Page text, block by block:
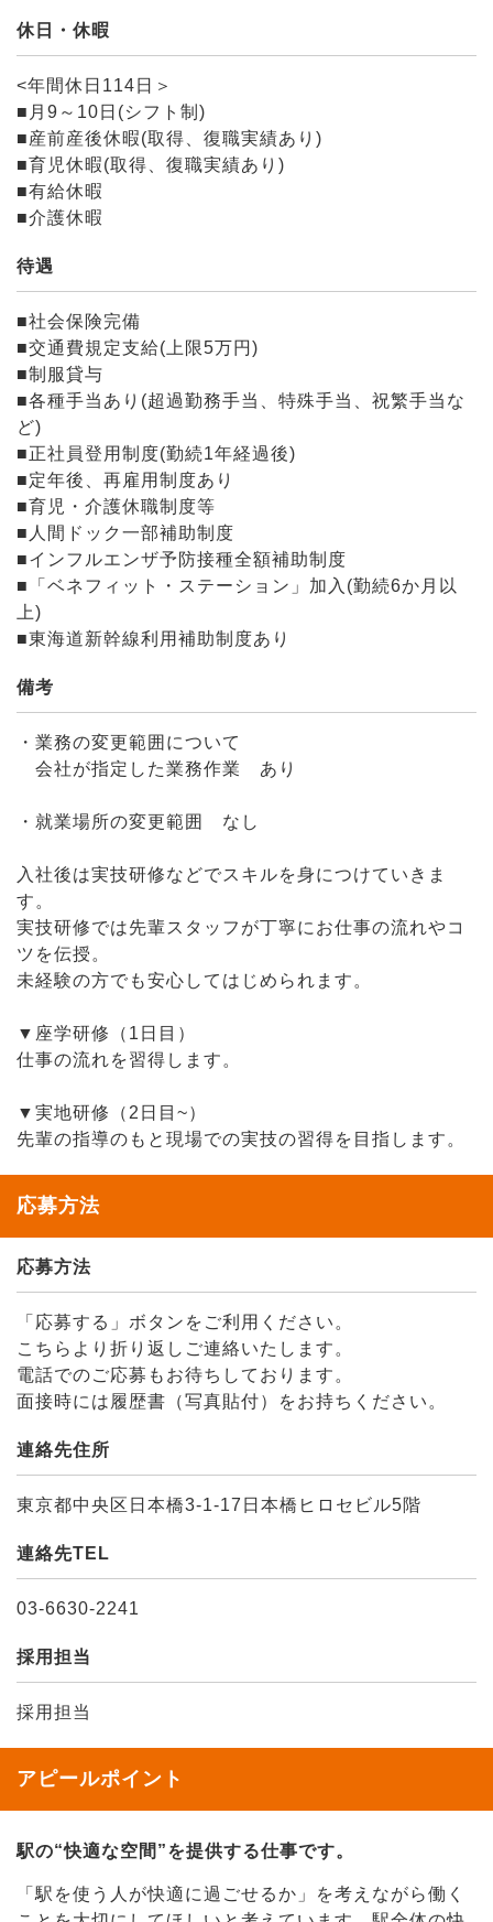
休日・休暇
<年間休日114日＞
■月9～10日(シフト制)
■産前産後休暇(取得、復職実績あり)
■育児休暇(取得、復職実績あり)
■有給休暇
■介護休暇
待遇
■社会保険完備
■交通費規定支給(上限5万円)
■制服貸与
■各種手当あり(超過勤務手当、特殊手当、祝繁手当な
ど)
■正社員登用制度(勤続1年経過後)
■定年後、再雇用制度あり
■育児・介護休職制度等
■人間ドック一部補助制度
■インフルエンザ予防接種全額補助制度
■「ベネフィット・ステーション」加入(勤続6か月以
上)
■東海道新幹線利用補助制度あり
備考
・業務の変更範囲について
会社が指定した業務作業 あり
・就業場所の変更範囲 なし
入社後は実技研修などでスキルを身につけていきま
す。
実技研修では先輩スタッフが丁寧にお仕事の流れやコ
ツを伝授。
未経験の方でも安心してはじめられます。
▼座学研修（1日目）
仕事の流れを習得します。
▼実地研修（2日目~）
先輩の指導のもと現場での実技の習得を目指します。
応募方法
応募方法
「応募する」ボタンをご利用ください。
こちらより折り返しご連絡いたします。
電話でのご応募もお待ちしております。
面接時には履歴書（写真貼付）をお持ちください。
連絡先住所
東京都中央区日本橋3-1-17日本橋ヒロセビル5階
連絡先TEL
03-6630-2241
採用担当
採用担当
アピールポイント
駅の“快適な空間”を提供する仕事です。
「駅を使う人が快適に過ごせるか」を考えながら働く